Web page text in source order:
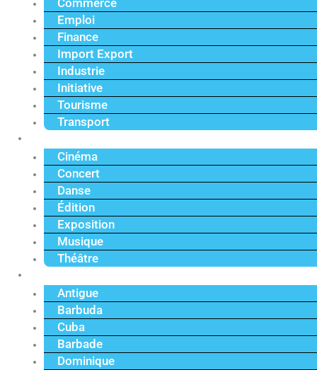
Commerce
Emploi
Finance
Import Export
Industrie
Initiative
Tourisme
Transport
Cinéma
Concert
Danse
Édition
Exposition
Musique
Théâtre
Antigue
Barbuda
Cuba
Barbade
Dominique